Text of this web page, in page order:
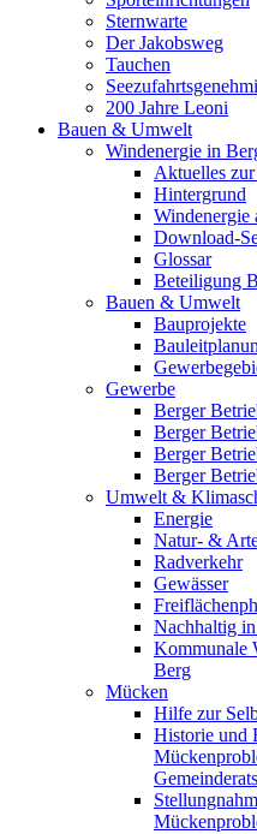
Sternwarte
Der Jakobsweg
Tauchen
200 Jahre Leoni
Bauen & Umwelt
Windenergie in
Aktuelles
Hintergrund
Windenergie
Download-
Glossar
Beteiligung
Bauen & Umwelt
Bauprojekte
Gewerbe
Berger
Berger
Berger
Berger
Umwelt &
Energie
Natur- &
Radverkehr
Gewässer
Nachhaltig
Kommunale
Berg
Mücken
Hilfe zur
Historie und